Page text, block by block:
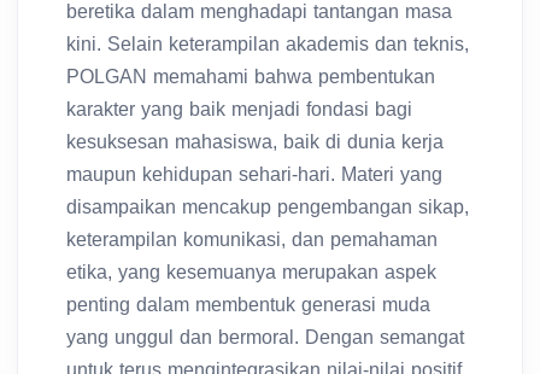
beretika dalam menghadapi tantangan masa
kini. Selain keterampilan akademis dan teknis,
POLGAN memahami bahwa pembentukan
karakter yang baik menjadi fondasi bagi
kesuksesan mahasiswa, baik di dunia kerja
maupun kehidupan sehari-hari. Materi yang
disampaikan mencakup pengembangan sikap,
keterampilan komunikasi, dan pemahaman
etika, yang kesemuanya merupakan aspek
penting dalam membentuk generasi muda
yang unggul dan bermoral. Dengan semangat